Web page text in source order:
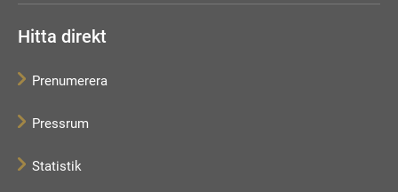
Hitta direkt
Prenumerera
Pressrum
Statistik